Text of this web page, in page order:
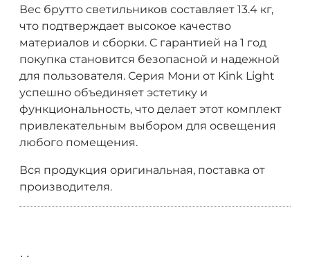
Вес брутто светильников составляет 13.4 кг,
что подтверждает высокое качество
материалов и сборки. С гарантией на 1 год
покупка становится безопасной и надежной
для пользователя. Серия Мони от Kink Light
успешно объединяет эстетику и
функциональность, что делает этот комплект
привлекательным выбором для освещения
любого помещения.
Вся продукция оригинальная, поставка от
производителя.